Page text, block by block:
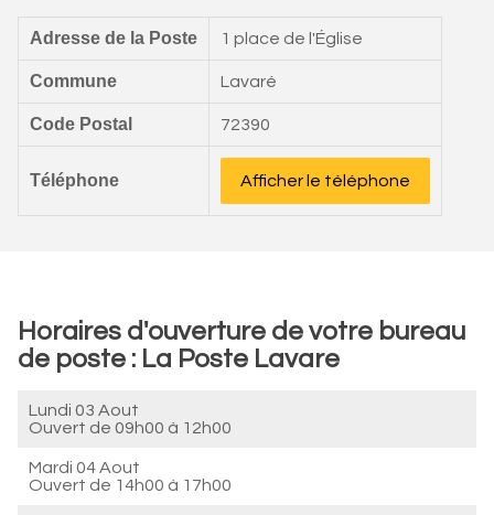
Adresse de la Poste 1 place de l'Église
Commune Lavaré
Code Postal 72390
Téléphone Afficher le téléphone
Horaires d'ouverture de votre bureau
de poste : La Poste Lavare
Lundi 03 Aout
Ouvert de 09h00 à 12h00
Mardi 04 Aout
Ouvert de 14h00 à 17h00